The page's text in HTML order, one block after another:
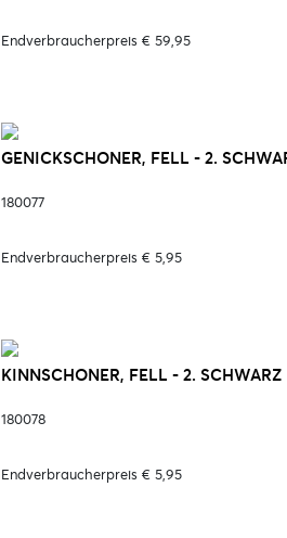
Endverbraucherpreis € 59,95
GENICKSCHONER, FELL - 2.
180077
Endverbraucherpreis € 5,95
KINNSCHONER, FELL - 2. SCHWARZ
180078
Endverbraucherpreis € 5,95